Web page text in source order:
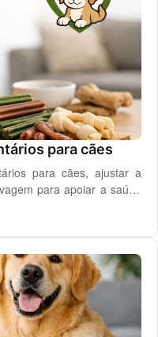
para cães
para cães, ajustar a
para apoiar a saúde